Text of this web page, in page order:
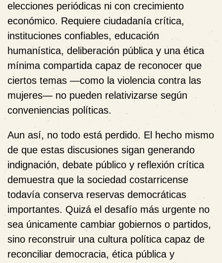
elecciones periódicas ni con crecimiento
económico. Requiere ciudadanía crítica,
instituciones confiables, educación
humanística, deliberación pública y una ética
mínima compartida capaz de reconocer que
ciertos temas —como la violencia contra las
mujeres— no pueden relativizarse según
conveniencias políticas.
Aun así, no todo está perdido. El hecho mismo
de que estas discusiones sigan generando
indignación, debate público y reflexión crítica
demuestra que la sociedad costarricense
todavía conserva reservas democráticas
importantes. Quizá el desafío más urgente no
sea únicamente cambiar gobiernos o partidos,
sino reconstruir una cultura política capaz de
reconciliar democracia, ética pública y